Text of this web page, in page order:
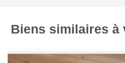
Biens similaires à